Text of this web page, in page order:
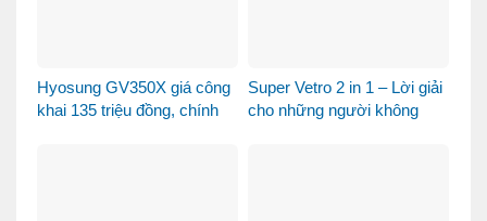
Hyosung GV350X giá công
khai 135 triệu đồng, chính
Super Vetro 2 in 1 – Lời giải
cho những người không